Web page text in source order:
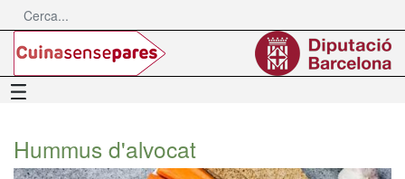
Salta al contingut principal
Menú
Hummus d'alvocat